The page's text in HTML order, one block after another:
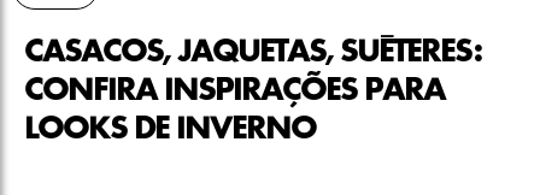
CASACOS, JAQUETAS, SUÉTERES:
CONFIRA INSPIRAÇÕES PARA
LOOKS DE INVERNO